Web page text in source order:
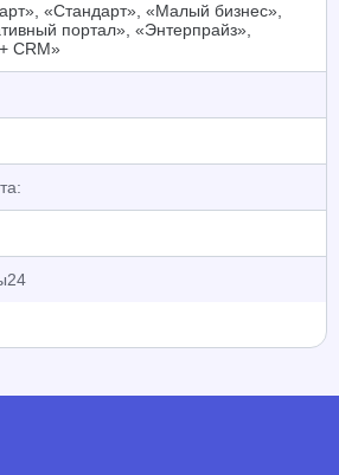
«Стандарт», «Малый бизнес»,
портал», «Энтерпрайз»,
CRM»